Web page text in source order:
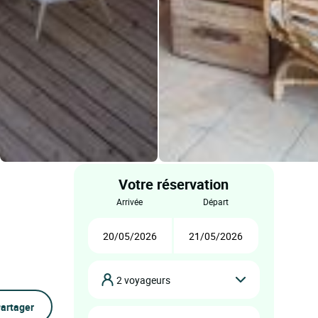
Votre réservation
arrivée départ
2 voyageurs